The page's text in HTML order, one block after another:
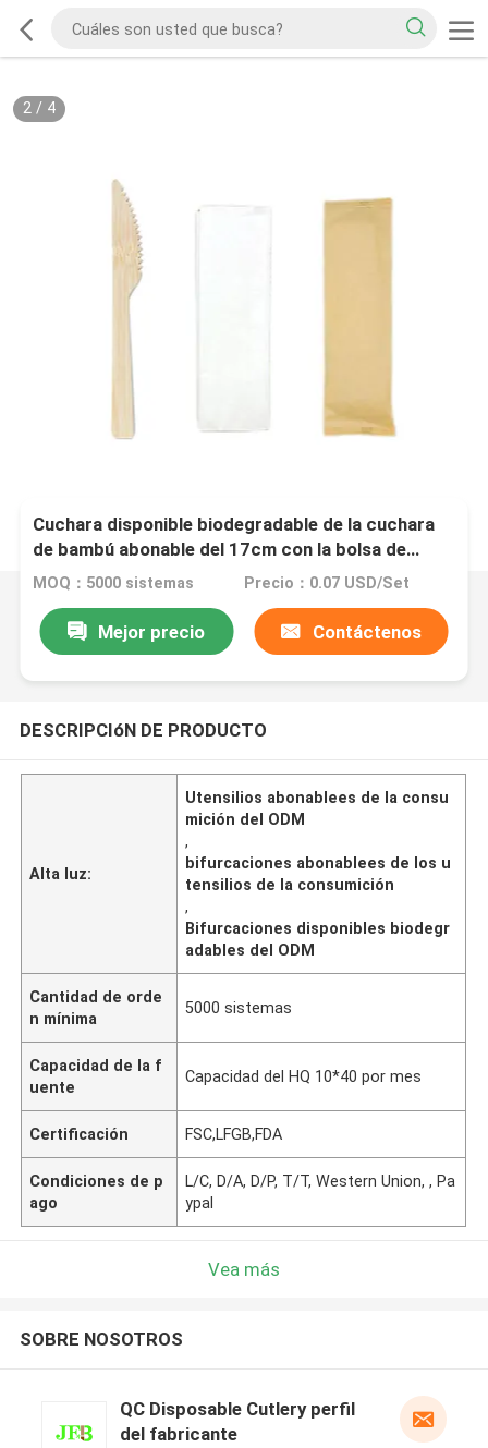
2/ 4
Cuchara disponible biodegradable de la cuchara
de bambú abonable del 17cm con la bolsa de
papel de Kraft
MOQ：5000 sistemas Precio：0.07 USD/Set
Mejor precio Contáctenos
DESCRIPCIóN DE PRODUCTO
Alta luz:
Utensilios abonablees de la consu
mición del ODM
,
bifurcaciones abonablees de los u
tensilios de la consumición
,
Bifurcaciones disponibles biodegr
adables del ODM
Cantidad de orde
n mínima
5000 sistemas
Capacidad de la f
uente
Capacidad del HQ 10*40 por mes
Certificación FSC,LFGB,FDA
Condiciones de p
ago
L/C, D/A, D/P, T/T, Western Union, , Pa
ypal
Vea más
SOBRE NOSOTROS
QC Disposable Cutlery perfil
del fabricante